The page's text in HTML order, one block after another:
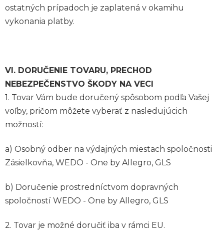
ostatných prípadoch je zaplatená v okamihu
vykonania platby.
VI. DORUČENIE TOVARU, PRECHOD
NEBEZPEČENSTVO ŠKODY NA VECI
1. Tovar Vám bude doručený spôsobom podľa Vašej
voľby, pričom môžete vyberať z nasledujúcich
možností:
a) Osobný odber na výdajných miestach spoločnosti
Zásielkovňa, WEDO - One by Allegro, GLS
b) Doručenie prostredníctvom dopravných
spoločností WEDO - One by Allegro, GLS
2. Tovar je možné doručiť iba v rámci EU.